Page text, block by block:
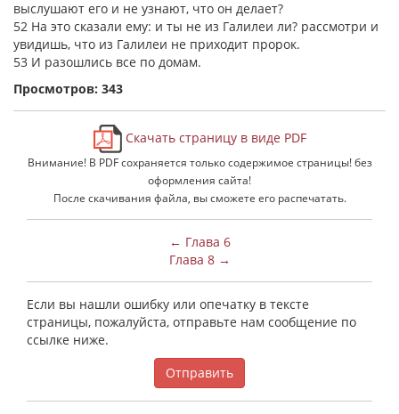
выслушают его и не узнают, что он делает?
52 На это сказали ему: и ты не из Галилеи ли? рассмотри и
увидишь, что из Галилеи не приходит пророк.
53 И разошлись все по домам.
Просмотров: 343
Скачать страницу в виде PDF
Внимание! В PDF сохраняется только содержимое страницы! без
оформления сайта!
После скачивания файла, вы сможете его распечатать.
← Глава 6
Глава 8 →
Если вы нашли ошибку или опечатку в тексте
страницы, пожалуйста, отправьте нам сообщение по
ссылке ниже.
Отправить